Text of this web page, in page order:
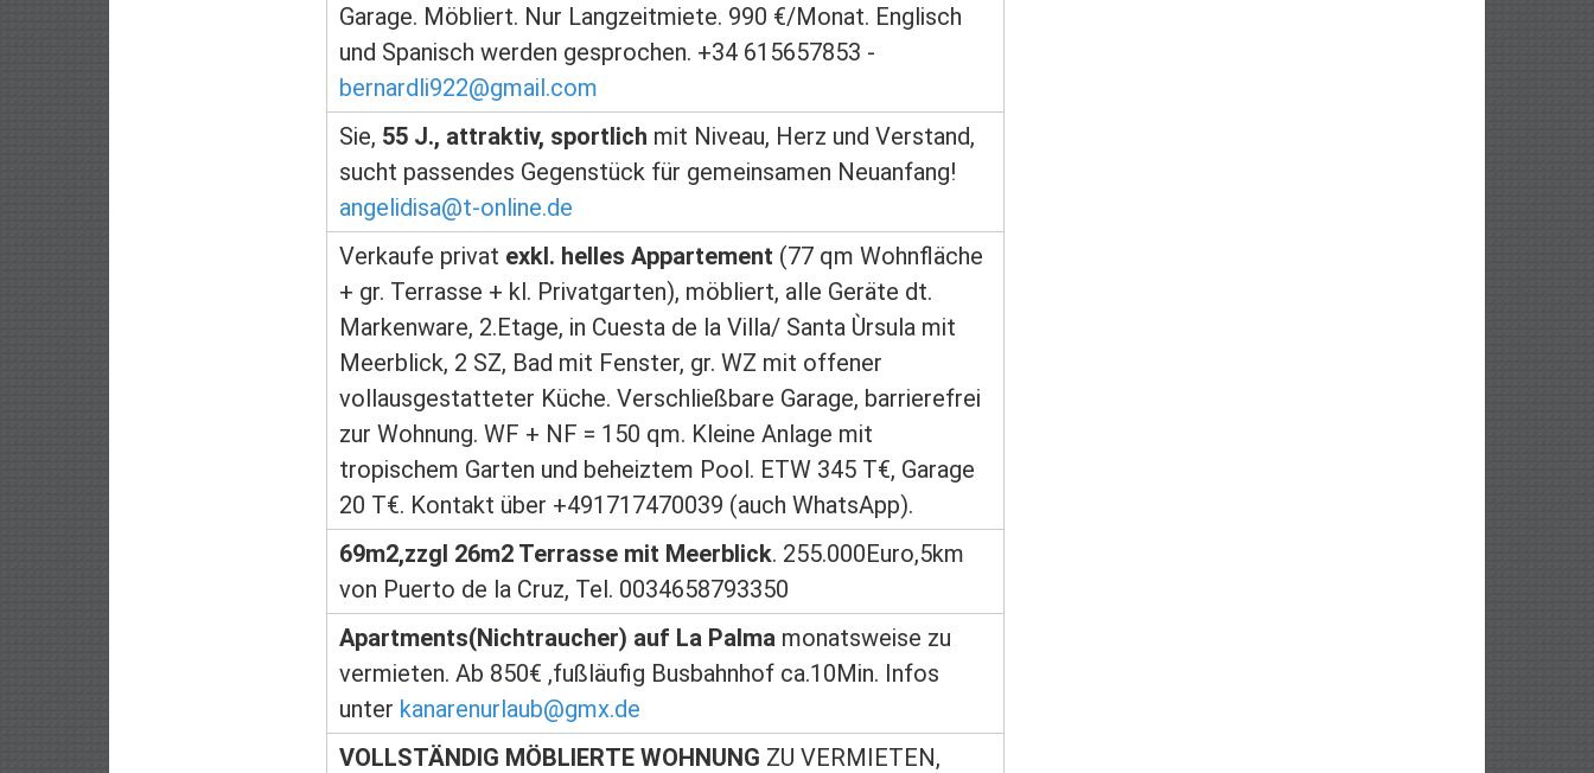
Garage. Möbliert. Nur Langzeitmiete. 990 €/Monat. Englisch
und Spanisch werden gesprochen. +34 615657853 -
bernardli922@gmail.com
Sie, 55 J., attraktiv, sportlich mit Niveau, Herz und Verstand,
sucht passendes Gegenstück für gemeinsamen Neuanfang!
angelidisa@t-online.de
Verkaufe privat exkl. helles Appartement (77 qm Wohnfläche
+ gr. Terrasse + kl. Privatgarten), möbliert, alle Geräte dt.
Markenware, 2.Etage, in Cuesta de la Villa/ Santa Ùrsula mit
Meerblick, 2 SZ, Bad mit Fenster, gr. WZ mit offener
vollausgestatteter Küche. Verschließbare Garage, barrierefrei
zur Wohnung. WF + NF = 150 qm. Kleine Anlage mit
tropischem Garten und beheiztem Pool. ETW 345 T€, Garage
20 T€. Kontakt über +491717470039 (auch WhatsApp).
69m2,zzgl 26m2 Terrasse mit Meerblick. 255.000Euro,5km
von Puerto de la Cruz, Tel. 0034658793350
Apartments(Nichtraucher) auf La Palma monatsweise zu
vermieten. Ab 850€ ,fußläufig Busbahnhof ca.10Min. Infos
unter kanarenurlaub@gmx.de
VOLLSTÄNDIG MÖBLIERTE WOHNUNG ZU VERMIETEN,